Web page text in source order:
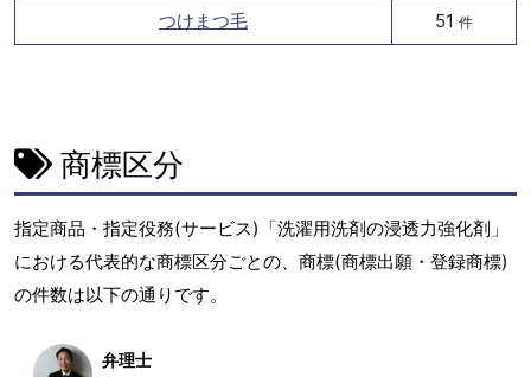
つけまつ毛 51 件
商標区分
指定商品・指定役務(サービス)「洗濯用洗剤の浸透力強化剤」
における代表的な商標区分ごとの、商標(商標出願・登録商標)
の件数は以下の通りです。
弁理士